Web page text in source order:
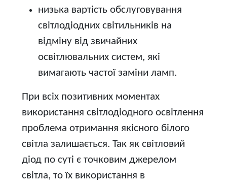
низька вартість обслуговування
світлодіодних світильників на
відміну від звичайних
освітлювальних систем, які
вимагають частої заміни ламп.
При всіх позитивних моментах
використання світлодіодного освітлення
проблема отримання якісного білого
світла залишається. Так як світловий
діод по суті є точковим джерелом
світла, то їх використання в